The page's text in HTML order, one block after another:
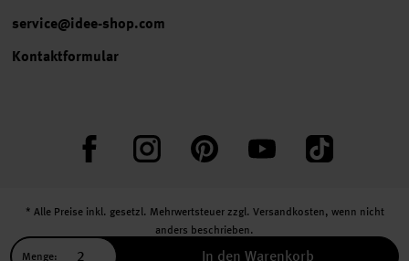
Menge: In den Warenkorb
service@idee-shop.com
Kontaktformular
FacebookInstagram PinterestYouTube TikTok
* Alle Preise inkl. gesetzl. Mehrwertsteuer zzgl. Versandkosten, wenn nicht
anders beschrieben.
** Jede:r Abonnent:in erhält bei erstmaliger Anmeldung für unseren Newsletter